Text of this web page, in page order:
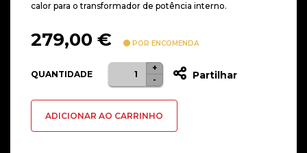
calor para o transformador de potência interno.
279,00 € POR ENCOMENDA
QUANTIDADE
Quantidade
de
de
-
+
Partilhar
ADICIONAR AO CARRINHO